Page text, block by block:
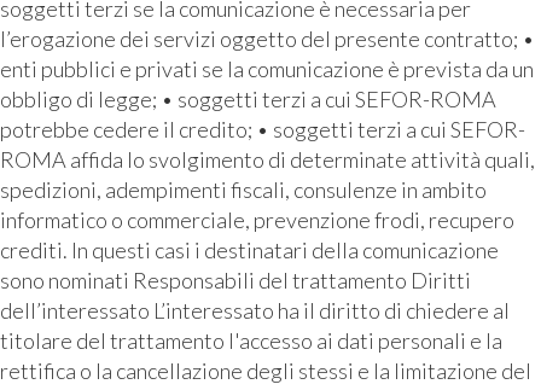
soggetti terzi se la comunicazione è necessaria per
l’erogazione dei servizi oggetto del presente contratto; •
enti pubblici e privati se la comunicazione è prevista da un
obbligo di legge; • soggetti terzi a cui SEFOR-ROMA
potrebbe cedere il credito; • soggetti terzi a cui SEFOR-
ROMA affida lo svolgimento di determinate attività quali,
spedizioni, adempimenti fiscali, consulenze in ambito
informatico o commerciale, prevenzione frodi, recupero
crediti. In questi casi i destinatari della comunicazione
sono nominati Responsabili del trattamento Diritti
dell’interessato L’interessato ha il diritto di chiedere al
titolare del trattamento l'accesso ai dati personali e la
rettifica o la cancellazione degli stessi e la limitazione del